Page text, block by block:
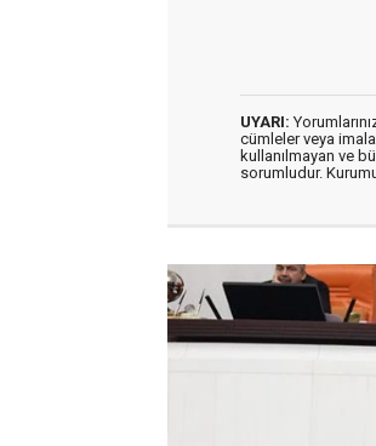
UYARI:
cümleler veya
kullanılmayan ve
sorumludur.